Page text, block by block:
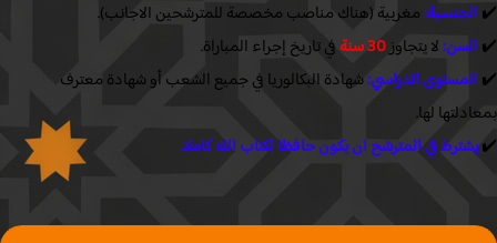
الجنسية:مغربية (هناك مناصب مخصصة للمترشحين الاجانب).
السن:لا يتجاوز30 سنة
في تاريخ إجراء المباراة.
المستوى الدراسي:شهادة البكالوريا في جميع الشعب أو شهادة معترف
لها.
يشترط في المترشح ان يكون حافظا لكتاب الله كاملا.